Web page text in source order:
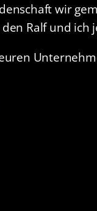
wir
Ralf und ich